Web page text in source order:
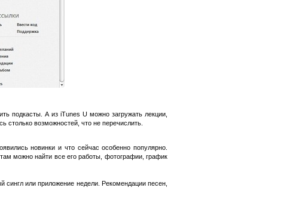
подкасты. А из iTunes U можно загружать лекции,
возможностей, что не перечислить.
новинки и что сейчас особенно популярно.
можно найти все его работы, фотографии, график
или приложение недели. Рекомендации песен,